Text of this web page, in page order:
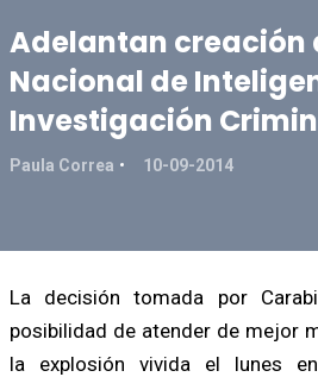
Adelantan creación
Nacional de
Investigación
Paula Correa 10-09-2014
La decisión tomada por
posibilidad de atender de mejor
la explosión vivida el lunes